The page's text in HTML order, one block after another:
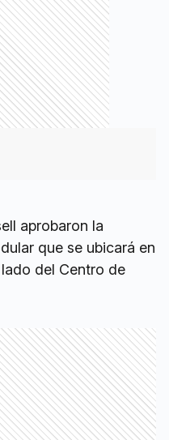
aprobaron la
que se ubicará en
del Centro de